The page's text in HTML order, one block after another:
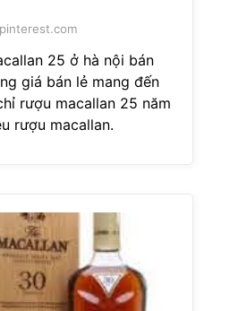
25 ở hà nội bán
giá bán lẻ mang đến
rượu macallan 25 năm
rượu macallan.